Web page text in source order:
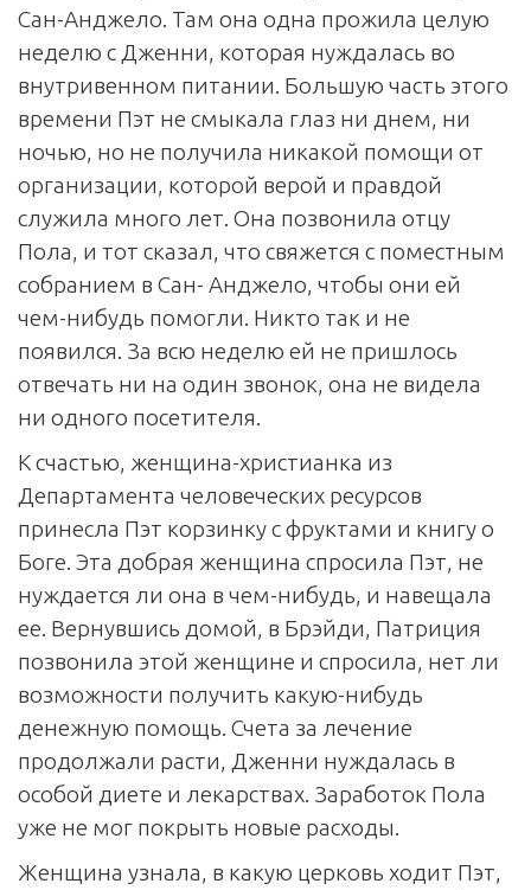
Сан-Анджело. Там она одна прожила целую
неделю с Дженни, которая нуждалась во
внутривенном питании. Большую часть этого
времени Пэт не смыкала глаз ни днем, ни
ночью, но не получила никакой помощи от
организации, которой верой и правдой
служила много лет. Она позвонила отцу
Пола, и тот сказал, что свяжется с поместным
собранием в Сан- Анджело, чтобы они ей
чем-нибудь помогли. Никто так и не
появился. За всю неделю ей не пришлось
отвечать ни на один звонок, она не видела
ни одного посетителя.
К счастью, женщина-христианка из
Департамента человеческих ресурсов
принесла Пэт корзинку с фруктами и книгу о
Боге. Эта добрая женщина спросила Пэт, не
нуждается ли она в чем-нибудь, и навещала
ее. Вернувшись домой, в Брэйди, Патриция
позвонила этой женщине и спросила, нет ли
возможности получить какую-нибудь
денежную помощь. Счета за лечение
продолжали расти, Дженни нуждалась в
особой диете и лекарствах. Заработок Пола
уже не мог покрыть новые расходы.
Женщина узнала, в какую церковь ходит Пэт,